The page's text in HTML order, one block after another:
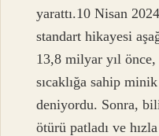
yarattı.10 Nisan
standart hikayesi
13,8 milyar yıl
sıcaklığa sahip
deniyordu. Sonra,
ötürü patladı ve